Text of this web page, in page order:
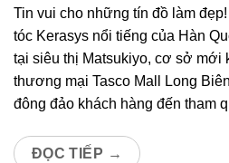
Tin vui cho những tín đồ làm
tóc Kerasys nổi tiếng của Hàn
tại siêu thị Matsukiyo, cơ sở mới
thương mại Tasco Mall Long
đông đảo khách hàng đến tham
ĐỌC TIẾP →